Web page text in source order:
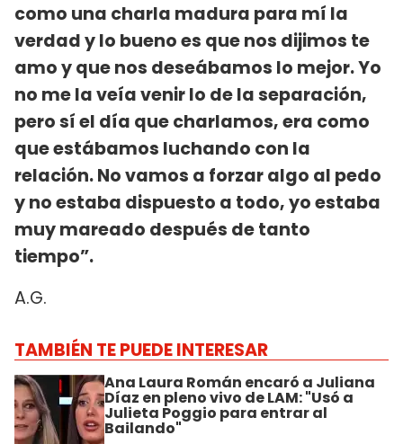
como una charla madura para mí la
verdad y lo bueno es que nos dijimos te
amo y que nos deseábamos lo mejor. Yo
no me la veía venir lo de la separación,
pero sí el día que charlamos, era como
que estábamos luchando con la
relación. No vamos a forzar algo al pedo
y no estaba dispuesto a todo, yo estaba
muy mareado después de tanto
tiempo”.
A.G.
TAMBIÉN TE PUEDE INTERESAR
Ana Laura Román encaró a Juliana
Díaz en pleno vivo de LAM: "Usó a
Julieta Poggio para entrar al
Bailando"